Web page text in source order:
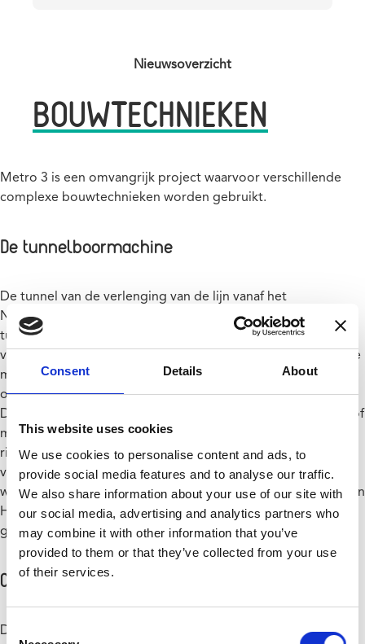
Consent Details About
This website uses cookies
We use cookies to personalise content and ads, to
provide social media features and to analyse our traffic.
We also share information about your use of our site with
our social media, advertising and analytics partners who
may combine it with other information that you’ve
provided to them or that they’ve collected from your use
of their services.
Consent
het
Noordstation
het
kanaal
Nieuwsoverzicht
SECTION
BOUWTECHNIEKEN
Metro 3 is een omvangrijk project waarvoor verschillende
complexe bouwtechnieken worden gebruikt.
De tunnelboormachine
De tunnel van de verlenging van de lijn vanaf het
Noordstation tot Bordet zal worden gebouwd met een
tunnelboormachine (TBM). Deze techniek heeft vele
voordelen: geen wegopening en geen afbraak van huizen die
met de nieuwe tunnel verbonden zijn, weinig hinder aan de
oppervlakte en een snel en regelmatig bouwtempo.
De tunnelboormachine (TBM) graaft op een diepte van min of
meer 30 m onder het grondoppervlak. Dit vermindert het
risico op verzakkingen, lawaai en trillingen. De TBM zal
vooruitgaan met een snelheid van 10 m/dag, 7 dagen per
week. De TBM zal beginnen te boren vanaf het MIVB-depot in
Haren tot aan de Aerschotstraat na alle stations te hebben
gepasseerd.Hier lees je meerover deze techniek.
Cut & cover
De infrastructuur voor sommige stations zal gedeeltelijk